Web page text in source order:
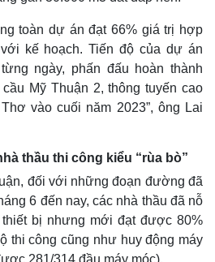
Thị trường
toàn dự án đạt 66% giá trị hợp
kế hoạch. Tiến độ của dự án
ngày, phấn đấu hoàn thành
Mỹ Thuận 2, thông tuyến cao
vào cuối năm 2023”, ông Lai
thầu thi công kiểu “rùa bò”
đối với những đoạn đường đã
6 đến nay, các nhà thầu đã nỗ
thiết bị nhưng mới đạt được 80%
thi công cũng như huy động máy
281/314 đầu máy móc).